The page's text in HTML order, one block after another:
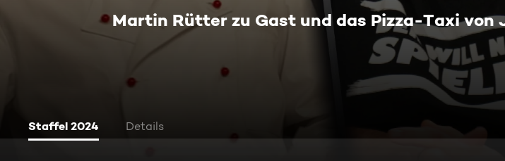
Martin Rütter zu Gast und das Pizza-Taxi von
Staffel 2024 Details